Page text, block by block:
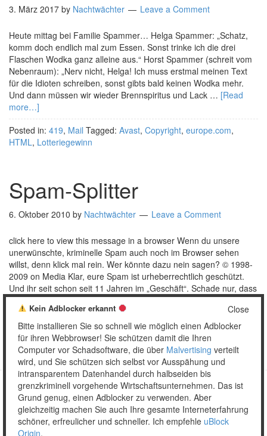
3. März 2017 by Nachtwächter Leave a Comment
Heute mittag bei Familie Spammer… Helga Spammer: „Schatz,
komm doch endlich mal zum Essen. Sonst trinke ich die drei
Flaschen Wodka ganz alleine aus.“ Horst Spammer (schreit vom
Nebenraum): „Nerv nicht, Helga! Ich muss erstmal meinen Text
für die Idioten schreiben, sonst gibts bald keinen Wodka mehr.
Und dann müssen wir wieder Brennspiritus und Lack … [Read
more…]
Posted in: 419, Mail Tagged: Avast, Copyright, europe.com,
HTML, Lotteriegewinn
Spam-Splitter
6. Oktober 2010 by Nachtwächter Leave a Comment
click here to view this message in a browser Wenn du unsere
unerwünschte, kriminelle Spam auch noch im Browser sehen
willst, denn klick mal rein. Wer könnte dazu nein sagen? © 1998-
2009 on Media Klar, eure Spam ist urheberrechtlich geschützt.
Und ihr seit schon seit 11 Jahren im „Geschäft“. Schade nur, dass
ihr auch 2010 …[Read more…]
Posted in:Mail Tagged:Copyright,Firmierung,Pimmelpillen,
Software,Uhren
Copyright © 2026 Unser täglich Spam.
MobileWordPress Theme by themehall.com
Close
Kein Adblocker erkannt
Bitte installieren Sie so schnell wie möglich einen Adblocker
für ihren Webbrowser! Sie schützen damit die Ihren
Computer vor Schadsoftware, die über Malvertising verteilt
wird, und Sie schützen sich selbst vor Ausspähung und
intransparentem Datenhandel durch halbseiden bis
grenzkriminell vorgehende Wirtschaftsunternehmen. Das ist
Grund genug, einen Adblocker zu verwenden. Aber
gleichzeitig machen Sie auch Ihre gesamte Interneterfahrung
schöner, erfreulicher und schneller. Ich empfehle uBlock
Origin.